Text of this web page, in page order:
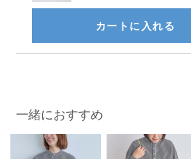
一緒におすすめ
カートに入れる